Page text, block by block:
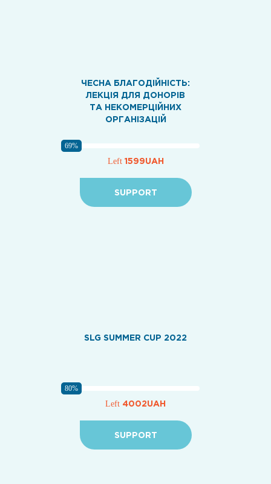
ЧЕСНА БЛАГОДІЙНІСТЬ:
ЛЕКЦІЯ ДЛЯ ДОНОРІВ
ТА НЕКОМЕРЦІЙНИХ
ОРГАНІЗАЦІЙ
69%
Left 1599UAH
SUPPORT
SLG SUMMER CUP 2022
80%
Left 4002UAH
SUPPORT